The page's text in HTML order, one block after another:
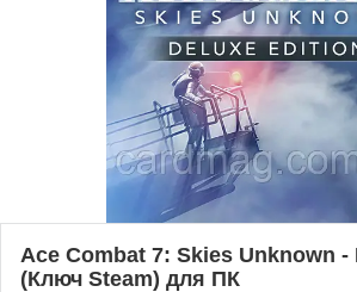
Ace Combat 7: Skies Unknown -
(Ключ Steam) для ПК